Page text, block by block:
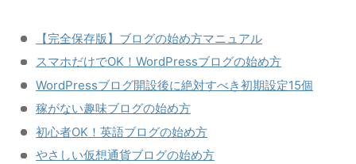
【完全保存版】ブログの始め方マニュアル
スマホだけでOK！WordPressブログの始め方
WordPressブログ開設後に絶対すべき初期設定15個
稼がない趣味ブログの始め方
初心者OK！英語ブログの始め方
やさしい仮想通貨ブログの始め方